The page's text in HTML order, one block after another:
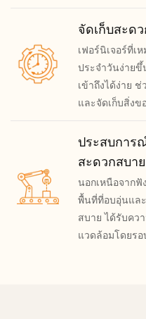
จัดเก็บสะด
เฟอร์นิเจอร์ที่เ
ประจำวันง่ายขึ้
เข้าถึงได้ง่าย
และจัดเก็บสิ่ง
ประสบการ
สะดวกสบาย
นอกเหนือจากฟั
พื้นที่ที่อบอุ่นแล
สบาย ได้รับคว
แวดล้อมโดยรอ